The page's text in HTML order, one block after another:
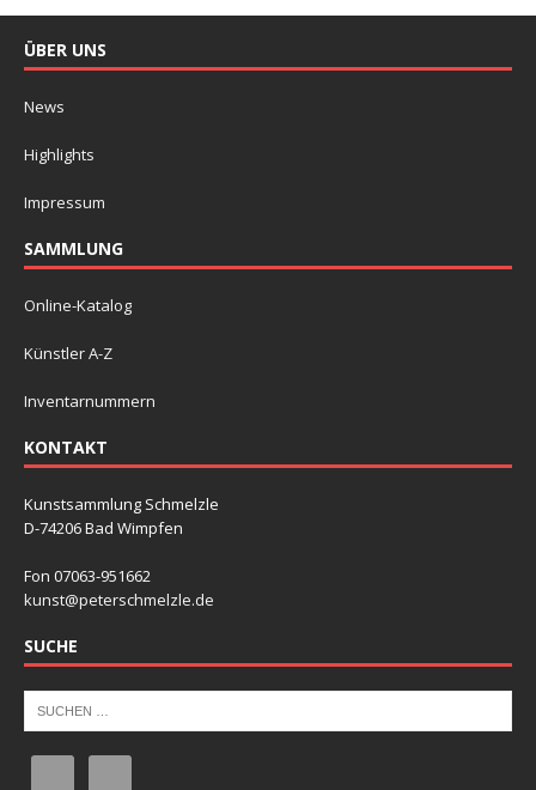
ÜBER UNS
News
Highlights
Impressum
SAMMLUNG
Online-Katalog
Künstler A-Z
Inventarnummern
KONTAKT
Kunstsammlung Schmelzle
D-74206 Bad Wimpfen
Fon 07063-951662
kunst@peterschmelzle.de
SUCHE